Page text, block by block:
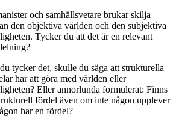
och samhällsvetare brukar skilja
den objektiva världen och den subjektiva
Tycker du att det är en relevant
tycker det, skulle du säga att strukturella
har att göra med världen eller
Eller annorlunda formulerat: Finns
fördel även om inte någon upplever
har en fördel?